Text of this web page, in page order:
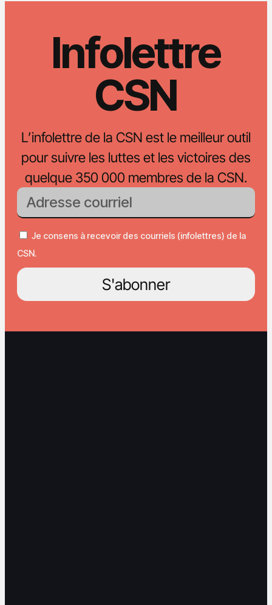
Infolettre
CSN
L’infolettre de la CSN est le meilleur outil
pour suivre les luttes et les victoires des
quelque 350 000 membres de la CSN.
Je consens à recevoir des courriels (infolettres) de la
CSN.
S'abonner